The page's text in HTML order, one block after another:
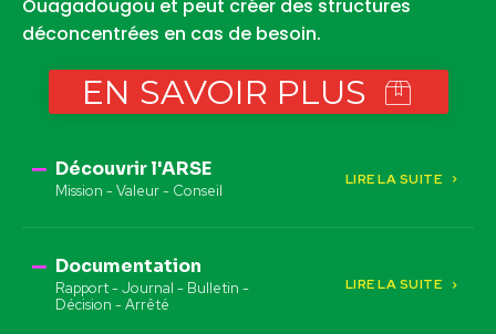
Ouagadougou et peut créer des structures
déconcentrées en cas de besoin.
EN SAVOIR PLUS
Découvrir l'ARSE
Mission - Valeur - Conseil
LIRE LA SUITE
Documentation
Rapport - Journal - Bulletin -
Décision - Arrêté
LIRE LA SUITE